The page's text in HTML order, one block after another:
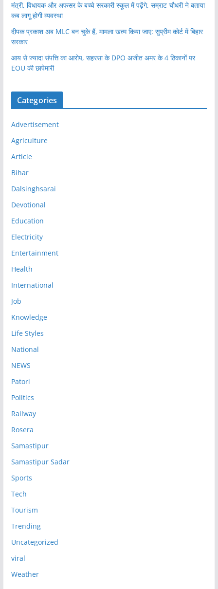
मंत्री, विधायक और अफसर के बच्चे सरकारी स्कूल में पढ़ेंगे, सम्राट चौधरी ने बताया
कब लागू होगी व्यवस्था
दीपक प्रकाश अब MLC बन चुके हैं, मामला खत्म किया जाए: सुप्रीम कोर्ट में बिहार
सरकार
आय से ज्यादा संपत्ति का आरोप, सहरसा के DPO अजीत अमर के 4 ठिकानों पर
EOU की छापेमारी
Categories
Advertisement
Agriculture
Article
Bihar
Dalsinghsarai
Devotional
Education
Electricity
Entertainment
Health
International
Job
Knowledge
Life Styles
National
NEWS
Patori
Politics
Railway
Rosera
Samastipur
Samastipur Sadar
Sports
Tech
Tourism
Trending
Uncategorized
viral
Weather